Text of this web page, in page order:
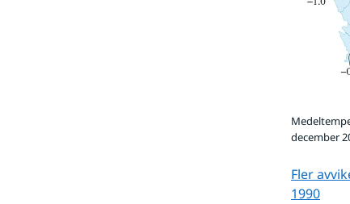
december
Fler
1990